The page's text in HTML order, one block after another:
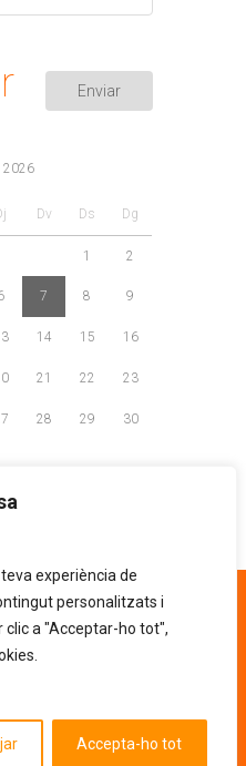
experiència de
personalitzats i
a "Acceptar-ho tot",
Accepta-ho tot
2026
Dv Ds Dg
1 2
7 8 9
14 15 16
21 22 23
28 29 30
81 30
DE PRIVACITAT
segons la resolució